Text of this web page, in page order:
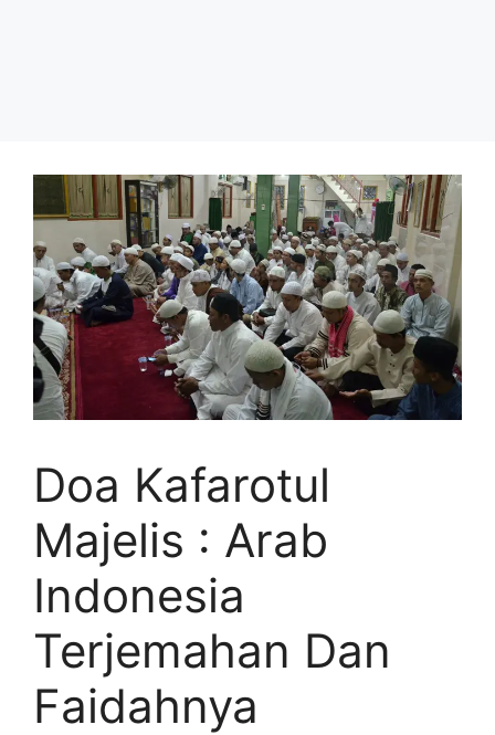
Doa Kafarotul
Majelis : Arab
Indonesia
Terjemahan Dan
Faidahnya